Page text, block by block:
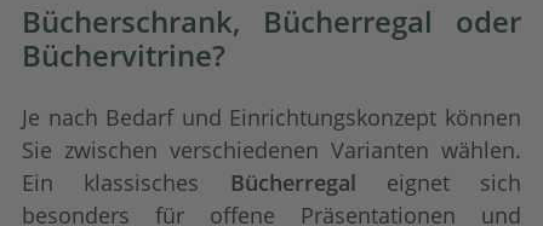
Bücherschrank, Bücherregal oder
Büchervitrine?
Je nach Bedarf und Einrichtungskonzept können
Sie zwischen verschiedenen Varianten wählen.
Ein klassisches
Bücherregal eignet sich
besonders für offene Präsentationen und